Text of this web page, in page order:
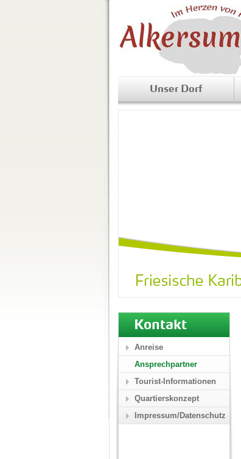
Unser Dorf
Kontakt
Anreise
Ansprechpartner
Tourist-Informationen
Quartierskonzept
Impressum/Datenschutz